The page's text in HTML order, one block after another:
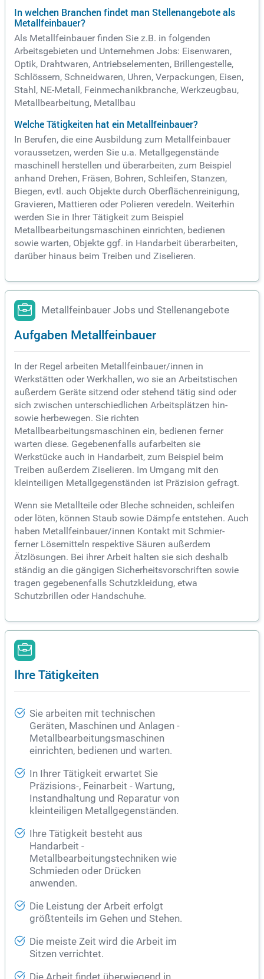
In welchen Branchen findet man Stellenangebote als
Metallfeinbauer?
Als Metallfeinbauer finden Sie z.B. in folgenden
Arbeitsgebieten und Unternehmen Jobs: Eisenwaren,
Optik, Drahtwaren, Antriebselementen, Brillengestelle,
Schlössern, Schneidwaren, Uhren, Verpackungen, Eisen,
Stahl, NE-Metall, Feinmechanikbranche, Werkzeugbau,
Metallbearbeitung, Metallbau
Welche Tätigkeiten hat ein Metallfeinbauer?
In Berufen, die eine Ausbildung zum Metallfeinbauer
voraussetzen, werden Sie u.a. Metallgegenstände
maschinell herstellen und überarbeiten, zum Beispiel
anhand Drehen, Fräsen, Bohren, Schleifen, Stanzen,
Biegen, evtl. auch Objekte durch Oberflächenreinigung,
Gravieren, Mattieren oder Polieren veredeln. Weiterhin
werden Sie in Ihrer Tätigkeit zum Beispiel
Metallbearbeitungsmaschinen einrichten, bedienen
sowie warten, Objekte ggf. in Handarbeit überarbeiten,
darüber hinaus beim Treiben und Ziselieren.
Metallfeinbauer Jobs und Stellenangebote
Aufgaben Metallfeinbauer
In der Regel arbeiten Metallfeinbauer/innen in
Werkstätten oder Werkhallen, wo sie an Arbeitstischen
außerdem Geräte sitzend oder stehend tätig sind oder
sich zwischen unterschiedlichen Arbeitsplätzen hin-
sowie herbewegen. Sie richten
Metallbearbeitungsmaschinen ein, bedienen ferner
warten diese. Gegebenenfalls aufarbeiten sie
Werkstücke auch in Handarbeit, zum Beispiel beim
Treiben außerdem Ziselieren. Im Umgang mit den
kleinteiligen Metallgegenständen ist Präzision gefragt.
Wenn sie Metallteile oder Bleche schneiden, schleifen
oder löten, können Staub sowie Dämpfe entstehen. Auch
haben Metallfeinbauer/innen Kontakt mit Schmier-
ferner Lösemitteln respektive Säuren außerdem
Ätzlösungen. Bei ihrer Arbeit halten sie sich deshalb
ständig an die gängigen Sicherheitsvorschriften sowie
tragen gegebenenfalls Schutzkleidung, etwa
Schutzbrillen oder Handschuhe.
Ihre Tätigkeiten
Sie arbeiten mit technischen
Geräten, Maschinen und Anlagen -
Metallbearbeitungsmaschinen
einrichten, bedienen und warten.
In Ihrer Tätigkeit erwartet Sie
Präzisions-, Feinarbeit - Wartung,
Instandhaltung und Reparatur von
kleinteiligen Metallgegenständen.
Ihre Tätigkeit besteht aus
Handarbeit -
Metallbearbeitungstechniken wie
Schmieden oder Drücken
anwenden.
Die Leistung der Arbeit erfolgt
größtenteils im Gehen und Stehen.
Die meiste Zeit wird die Arbeit im
Sitzen verrichtet.